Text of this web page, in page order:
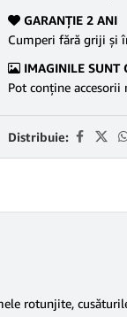
GARANŢIE 2 ANI
Cumperi fără griji şi
IMAGINILE SUNT
Pot conține accesorii
Distribuie:
rotunjite,